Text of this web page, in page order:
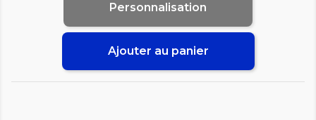
Personnalisation
Ajouter au panier